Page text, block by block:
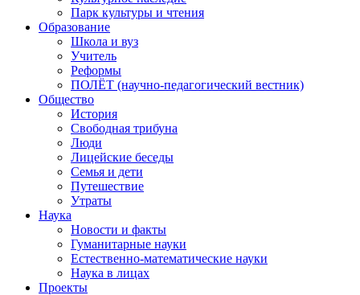
Парк культуры и чтения
Образование
Школа и вуз
Учитель
Реформы
ПОЛЁТ (научно-педагогический вестник)
Общество
История
Свободная трибуна
Люди
Лицейские беседы
Семья и дети
Путешествие
Утраты
Наука
Новости и факты
Гуманитарные науки
Естественно-математические науки
Наука в лицах
Проекты